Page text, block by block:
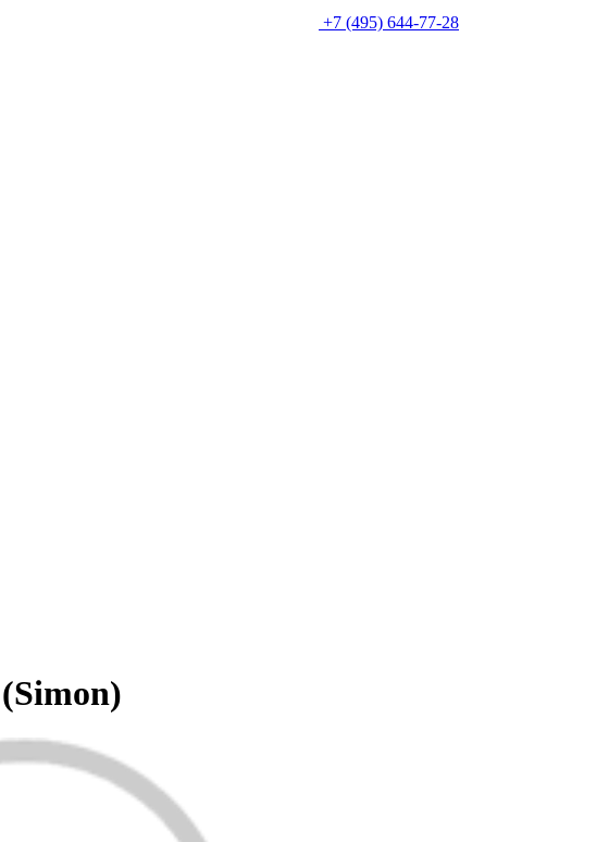
+7 (495) 644-77-28